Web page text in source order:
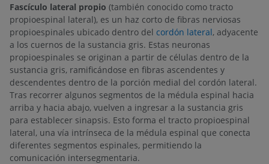
Fascículo lateral propio (también conocido como tracto
propioespinal lateral), es un haz corto de fibras nerviosas
propioespinales ubicado dentro del cordón lateral, adyacente
a los cuernos de la sustancia gris. Estas neuronas
propioespinales se originan a partir de células dentro de la
sustancia gris, ramificándose en fibras ascendentes y
descendentes dentro de la porción medial del cordón lateral.
Tras recorrer algunos segmentos de la médula espinal hacia
arriba y hacia abajo, vuelven a ingresar a la sustancia gris
para establecer sinapsis. Esto forma el tracto propioespinal
lateral, una vía intrínseca de la médula espinal que conecta
diferentes segmentos espinales, permitiendo la
comunicación intersegmentaria.